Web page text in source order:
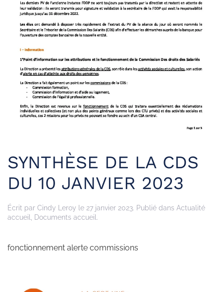
SYNTHÈSE DE LA CDS
DU 10 JANVIER 2023
Écrit par Cindy Leroy le 27 janvier 2023. Publié dans Actualité
accueil, Documents accueil.
fonctionnement alerte commissions